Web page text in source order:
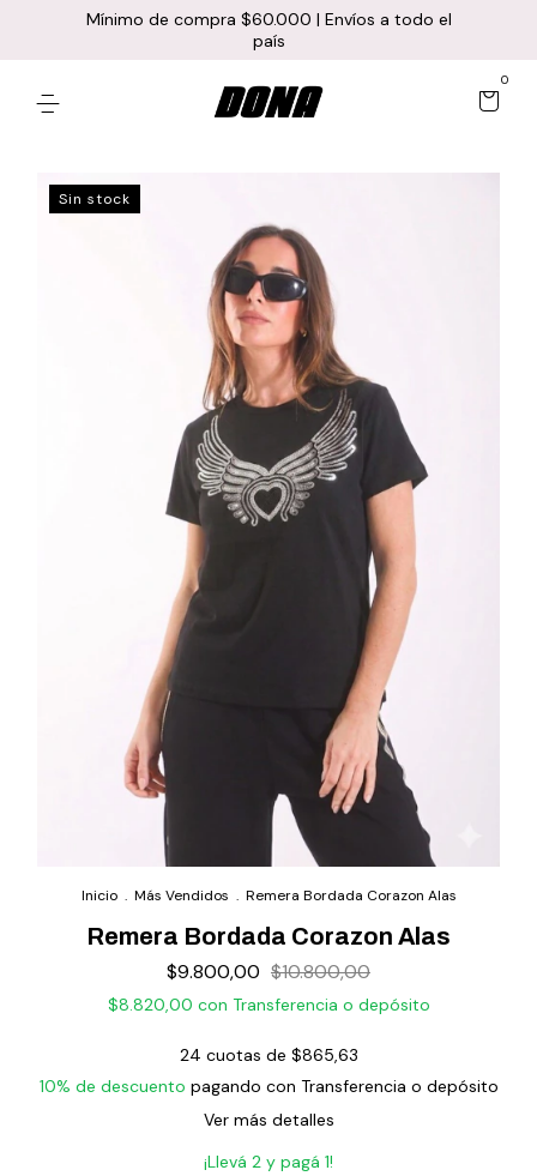
Mínimo de compra $60.000 | Envíos a todo el
país
0
Sin stock
Inicio . Más Vendidos . Remera Bordada Corazon Alas
Remera Bordada Corazon Alas
$9.800,00 $10.800,00
$8.820,00 con Transferencia o depósito
24 cuotas de $865,63
10% de descuento pagando con Transferencia o depósito
Ver más detalles
¡Llevá 2 y pagá 1!